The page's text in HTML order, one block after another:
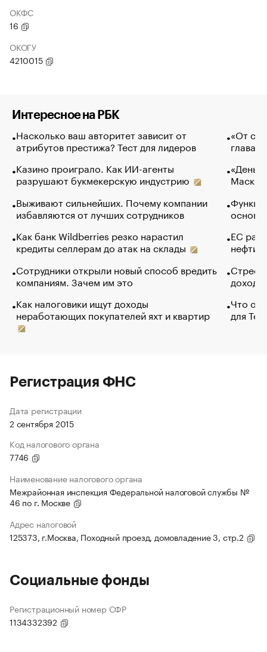
ОКФС
16
ОКОГУ
4210015
Интересное на РБК
Насколько ваш авторитет зависит от
атрибутов престижа? Тест для лидеров
Казино проиграло. Как ИИ-агенты
разрушают букмекерскую индустрию
Выживают сильнейших. Почему компании
избавляются от лучших сотрудников
Как банк Wildberries резко нарастил
кредиты селлерам до атак на склады
Сотрудники открыли новый способ вредить
компаниям. Зачем им это
Как налоговики ищут доходы
неработающих покупателей яхт и квартир
«От
глава
Маск в
основ
ЕС
нефти
Что
для
Регистрация ФНС
Дата регистрации
2 сентября 2015
Код налогового органа
7746
Наименование налогового органа
Межрайонная инспекция Федеральной налоговой службы №
46 по г. Москве
Адрес налоговой
125373, г.Москва, Походный проезд, домовладение 3, стр.2
Социальные фонды
Регистрационный номер СФР
1134332392